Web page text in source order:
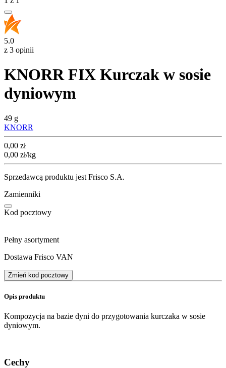
5.0
z 3 opinii
KNORR FIX Kurczak w sosie
dyniowym
49 g
KNORR
Cena
0,00 zł
0,00 zł/kg
Sprzedawcą produktu jest Frisco S.A.
Zamienniki
Kod pocztowy
Pełny asortyment
Dostawa Frisco VAN
Zmień kod pocztowy
Opis produktu
Kompozycja na bazie dyni do przygotowania kurczaka w sosie
dyniowym.
Cechy